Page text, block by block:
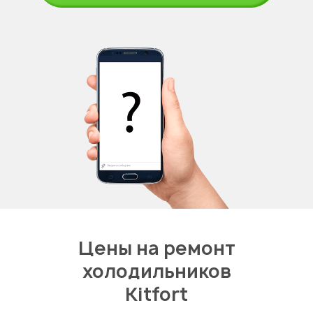
Цены на ремонт
холодильников
Kitfort